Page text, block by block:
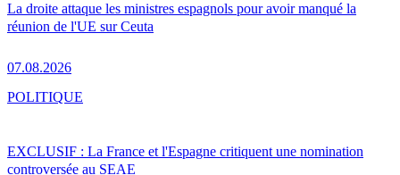
La droite attaque les ministres espagnols pour avoir manqué la
réunion de l'UE sur Ceuta
07.08.2026
EXCLUSIF : La France et l'Espagne critiquent une nomination
controversée au SEAE
POLITIQUE